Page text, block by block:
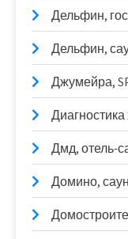
Дельфин,
Дельфин,
Джумейра,
Дмд, отель-
Домино,